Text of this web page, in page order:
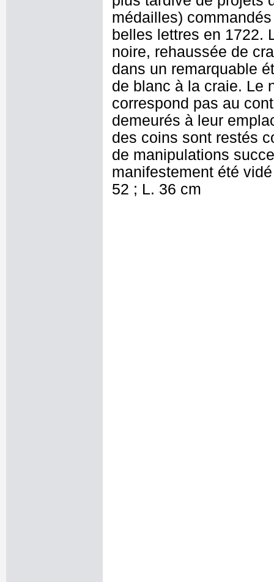
médailles)
belles lettres en 1722.
noire, rehaussée de
dans un remarquable
de blanc à la craie. Le
correspond pas au
demeurés à leur
des coins sont restés
de manipulations
manifestement été
52 ; L. 36 cm